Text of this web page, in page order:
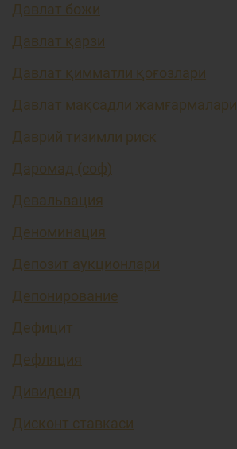
Давлат божи
Давлат қарзи
Давлат қимматли қоғозлари
Давлат мақсадли жамғармалари
Даврий тизимли риск
Даромад (соф)
Девальвация
Деноминация
Депозит аукционлари
Депонирование
Дефицит
Дефляция
Дивиденд
Дисконт ставкаси